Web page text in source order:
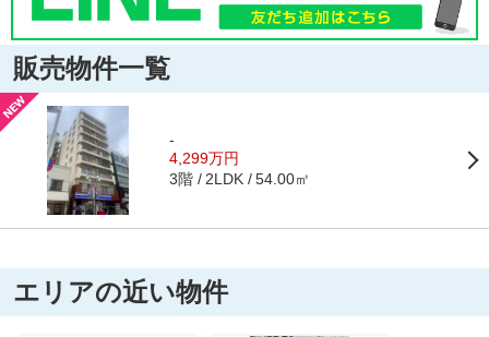
販売物件一覧
-
4,299万円
3階 2LDK 54.00㎡
エリアの近い物件